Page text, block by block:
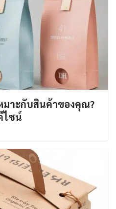
มาะกับสินค้าของคุณ?
ไซน์